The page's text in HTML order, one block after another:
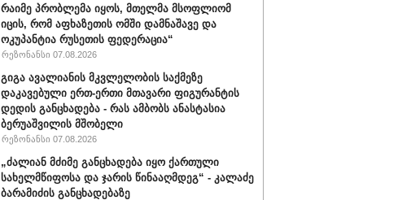
რაიმე პრობლემა იყოს, მთელმა მსოფლიომ
იცის, რომ აფხაზეთის ომში დამნაშავე და
ოკუპანტია რუსეთის ფედერაცია“
რეზონანსი 07.08.2026
გიგა ავალიანის მკვლელობის საქმეზე
დაკავებული ერთ-ერთი მთავარი ფიგურანტის
დედის განცხადება - რას ამბობს ანასტასია
ბერუაშვილის მშობელი
რეზონანსი 07.08.2026
„ძალიან მძიმე განცხადება იყო ქართული
სახელმწიფოსა და ჯარის წინააღმდეგ“ - კალაძე
ბარამიძის განცხადებაზე